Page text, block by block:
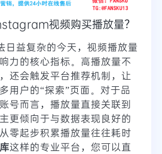
视频购买播放量？
益复杂的今天，视频播放量
力的核心指标。高播放量不
还会触发平台推荐机制，让
用户的“探索”页面。对于品
号而言，播放量直接关联到
更倾向于与数据表现良好的
零起步积累播放量往往耗时
这样的专业平台，您可以直